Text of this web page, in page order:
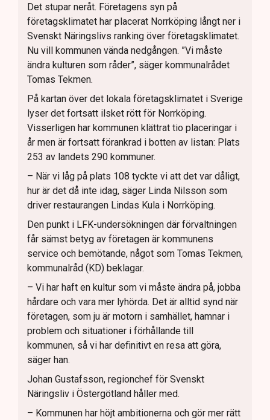
Det stupar neråt. Företagens syn på
företagsklimatet har placerat Norrköping långt ner i
Svenskt Näringslivs ranking över företagsklimatet.
Nu vill kommunen vända nedgången. ”Vi måste
ändra kulturen som råder”, säger kommunalrådet
Tomas Tekmen.
På kartan över det lokala företagsklimatet i Sverige
lyser det fortsatt ilsket rött för Norrköping.
Visserligen har kommunen klättrat tio placeringar i
år men är fortsatt förankrad i botten av listan: Plats
253 av landets 290 kommuner.
– När vi låg på plats 108 tyckte vi att det var dåligt,
hur är det då inte idag, säger Linda Nilsson som
driver restaurangen Lindas Kula i Norrköping.
Den punkt i LFK-undersökningen där förvaltningen
får sämst betyg av företagen är kommunens
service och bemötande, något som Tomas Tekmen,
kommunalråd (KD) beklagar.
– Vi har haft en kultur som vi måste ändra på, jobba
hårdare och vara mer lyhörda. Det är alltid synd när
företagen, som ju är motorn i samhället, hamnar i
problem och situationer i förhållande till
kommunen, så vi har definitivt en resa att göra,
säger han.
Johan Gustafsson, regionchef för Svenskt
Näringsliv i Östergötland håller med.
– Kommunen har höjt ambitionerna och gör mer rätt